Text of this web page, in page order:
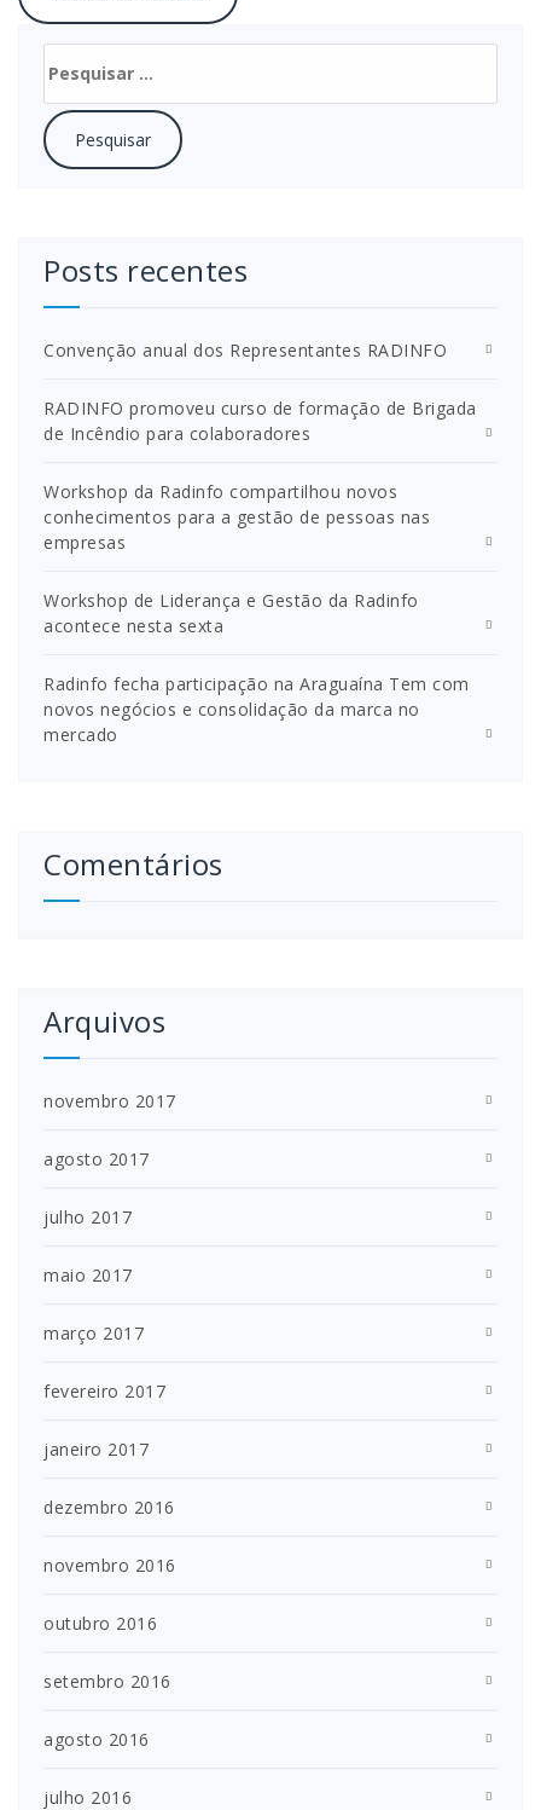
por:
Posts recentes
Convenção anual dos Representantes RADINFO
RADINFO promoveu curso de formação de Brigada
de Incêndio para colaboradores
Workshop da Radinfo compartilhou novos
conhecimentos para a gestão de pessoas nas
empresas
Workshop de Liderança e Gestão da Radinfo
acontece nesta sexta
Radinfo fecha participação na Araguaína Tem com
novos negócios e consolidação da marca no
mercado
Comentários
Arquivos
novembro 2017
agosto 2017
julho 2017
maio 2017
março 2017
fevereiro 2017
janeiro 2017
dezembro 2016
novembro 2016
outubro 2016
setembro 2016
agosto 2016
julho 2016